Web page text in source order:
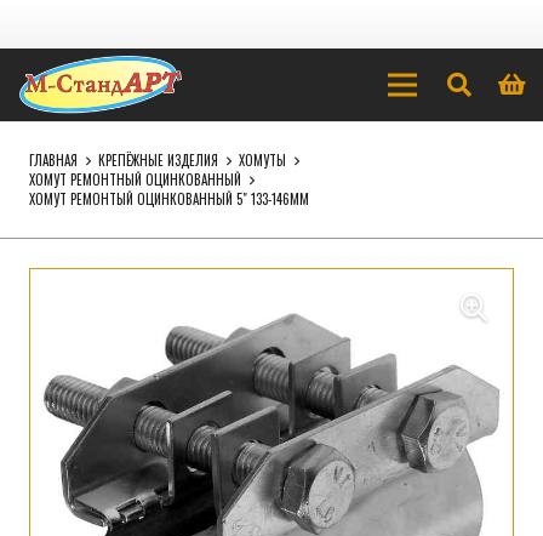
ГЛАВНАЯ КРЕПЁЖНЫЕ ИЗДЕЛИЯ
ХОМУТЫ
ХОМУТ РЕМОНТНЫЙ ОЦИНКОВАННЫЙ
ХОМУТ РЕМОНТЫЙ ОЦИНКОВАННЫЙ 5″ 133-146ММ